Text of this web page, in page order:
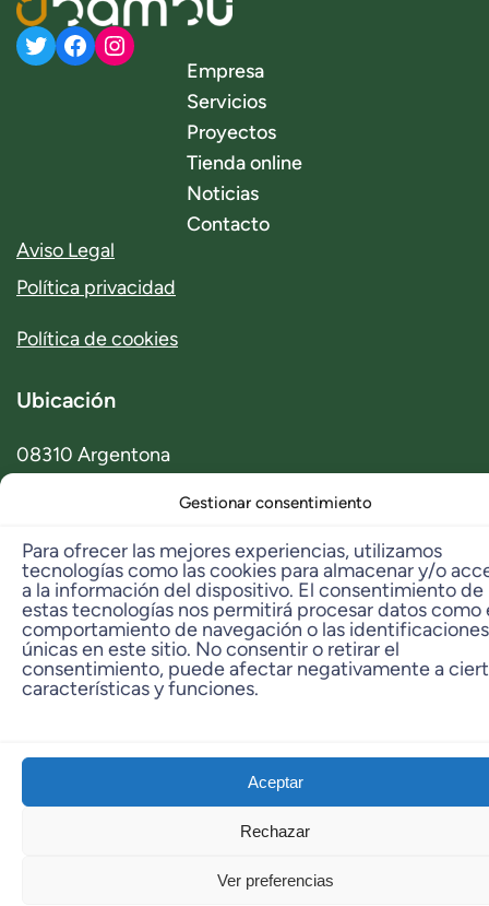
Gestionar consentimiento
Para ofrecer las mejores experiencias, utilizamos
tecnologías como las cookies para almacenar y/o
a la información del dispositivo. El consentimiento de
estas tecnologías nos permitirá procesar datos como
comportamiento de navegación o las identificaciones
únicas en este sitio. No consentir o retirar el
consentimiento, puede afectar negativamente a
características y funciones.
Aceptar
Rechazar
Ver preferencias
Twitter Facebook Instagram
Empresa
Servicios
Proyectos
Tienda online
Noticias
Contacto
Aviso Legal
Política privacidad
Política de cookies
Ubicación
08310 Argentona
Contacto
Telf. Ventas: 93 797 29 42
Telf. Taller: 606 331 573
© 2023 dbambú. All Rights Reserved.